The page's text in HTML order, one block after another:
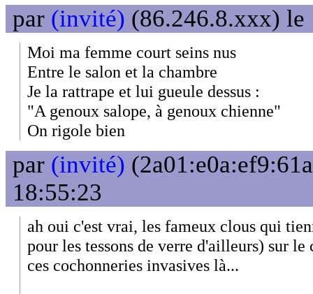
par (invité) (86.246.8.xxx) le
Moi ma femme court seins nus
Entre le salon et la chambre
Je la rattrape et lui gueule dessus :
"A genoux salope, à genoux chienne"
On rigole bien
par (invité)
18:55:23
ah oui c'est vrai, les fameux clous qui
pour les tessons de verre d'ailleurs) sur le
ces cochonneries invasives là...